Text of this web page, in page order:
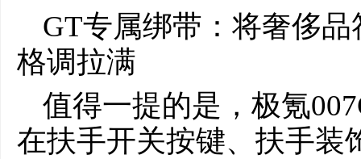
GT专属绑带：将奢侈
格调拉满
值得一提的是，极氪
在扶手开关按键、扶手装